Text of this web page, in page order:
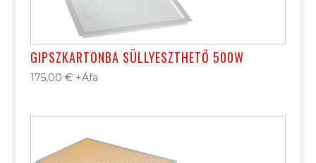
GIPSZKARTONBA SÜLLYESZTHETŐ 500W
175,00 € +Áfa